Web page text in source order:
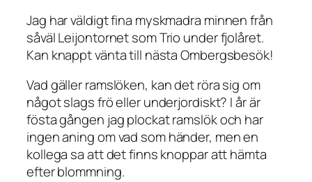
Jag har väldigt fina myskmadra minnen från
såväl Leijontornet som Trio under fjolåret.
Kan knappt vänta till nästa Ombergsbesök!
Vad gäller ramslöken, kan det röra sig om
något slags frö eller underjordiskt? I år är
fösta gången jag plockat ramslök och har
ingen aning om vad som händer, men en
kollega sa att det finns knoppar att hämta
efter blommning.